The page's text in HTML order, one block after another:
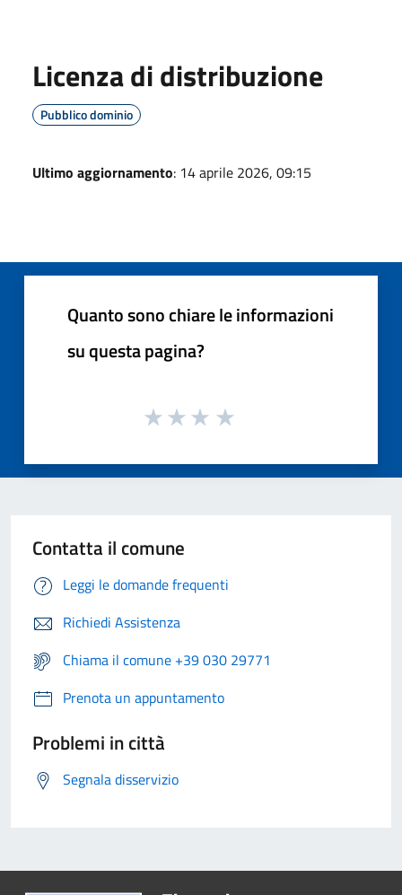
Licenza di distribuzione
Pubblico dominio
Ultimo aggiornamento: 14 aprile 2026, 09:15
Quanto sono chiare le informazioni
su questa pagina?
Contatta il comune
Leggi le domande frequenti
Richiedi Assistenza
Chiama il comune +39 030 29771
Prenota un appuntamento
Problemi in città
Segnala disservizio